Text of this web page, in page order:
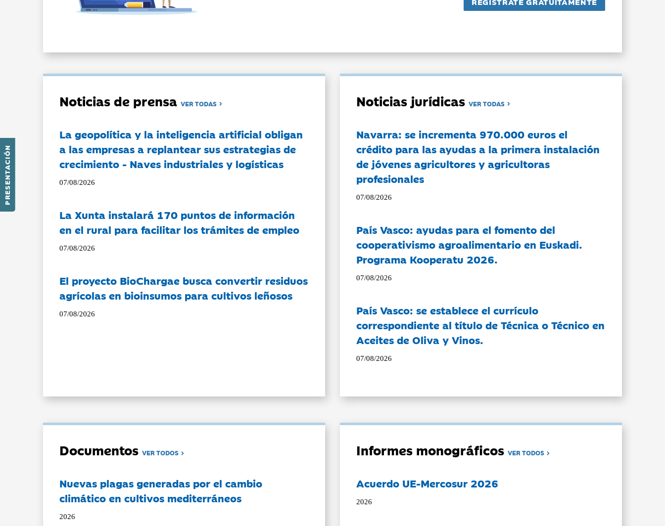
PRESENTACIÓN
Noticias de prensaVER TODAS
La geopolítica y la inteligencia artificial obligan
a las empresas a replantear sus estrategias de
crecimiento - Naves industriales y logísticas
07/08/2026
La Xunta instalará 170 puntos de información
en el rural para facilitar los trámites de empleo
07/08/2026
El proyecto BioChargae busca convertir residuos
agrícolas en bioinsumos para cultivos leñosos
07/08/2026
Noticias jurídicasVER TODAS
Navarra: se incrementa 970.000 euros el
crédito para las ayudas a la primera instalación
de jóvenes agricultores y agricultoras
profesionales
07/08/2026
País Vasco: ayudas para el fomento del
cooperativismo agroalimentario en Euskadi.
Programa Kooperatu 2026.
07/08/2026
País Vasco: se establece el currículo
correspondiente al título de Técnica o Técnico en
Aceites de Oliva y Vinos.
07/08/2026
DocumentosVER TODOS
Nuevas plagas generadas por el cambio
climático en cultivos mediterráneos
2026
Informes monográficosVER TODOS
Acuerdo UE-Mercosur 2026
2026